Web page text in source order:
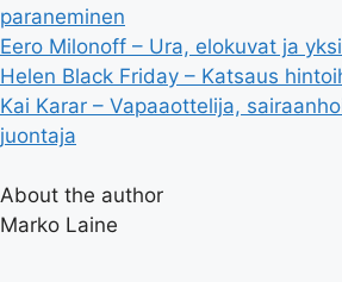
paraneminen
Eero Milonoff – Ura, elokuvat ja
Helen Black Friday – Katsaus
Kai Karar – Vapaaottelija,
juontaja
About the author
Marko Laine